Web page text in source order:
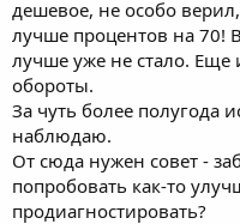
дешевое, не особо
лучше процентов на 70!
лучше уже не стало. Еще
обороты.
За чуть более полугода
наблюдаю.
От сюда нужен совет -
попробовать как-то
продиагностировать?